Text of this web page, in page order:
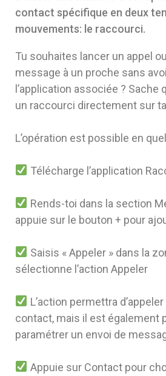
contact spécifique en deux
mouvements: le raccourci.
Tu souhaites lancer un appel
message à un proche sans
l’application associée ? Sache
un raccourci directement sur ta
L’opération est possible en
Télécharge l’application
Rends-toi dans la section
appuie sur le bouton + pour
Saisis « Appeler » dans la
sélectionne l’action Appeler
L’action permettra
contact, mais il est également
paramétrer un envoi de
Appuie sur Contact pour